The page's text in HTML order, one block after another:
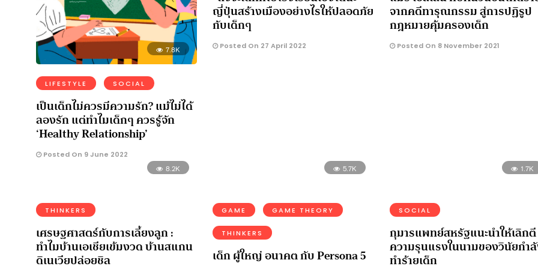
7.8K
LIFESTYLE SOCIAL
เป็นเด็กไม่ควรมีความรัก? แม้ไม่ได้
ลองรัก แต่ทำไมเด็กๆ ควรรู้จัก
‘Healthy Relationship’
Posted On 9 June 2022
ญี่ปุ่นสร้างเมืองอย่างไรให้ปลอดภัย
กับเด็กๆ
Posted On 27 April 2022
จากคดีทารุณกรรม สู่การปฏิรูป
กฎหมายคุ้มครองเด็ก
Posted On 8 November 2021
8.2K
THINKERS
เศรษฐศาสตร์กับการเลี้ยงลูก :
ทำไมบ้านเอเชียเข้มงวด บ้านสแกน
ดิเนเวียปล่อยชิล
5.7K
GAME GAME THEORY
THINKERS
เด็ก ผู้ใหญ่ อนาคต กับ Persona 5
1.7K
SOCIAL
กุมารแพทย์สหรัฐแนะนำให้เลิกตี
ความรุนแรงในนามของวินัยกำ
ทำร้ายเด็ก